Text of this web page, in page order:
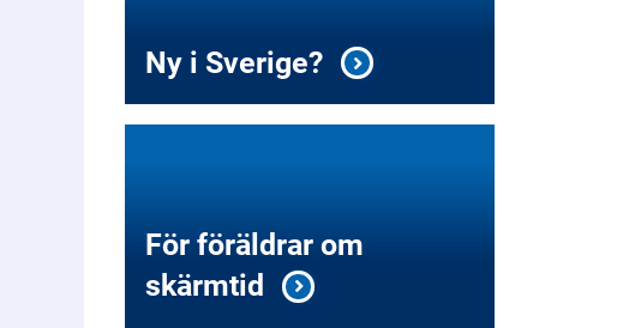
Ny i Sverige?
För föräldrar om
skärmtid